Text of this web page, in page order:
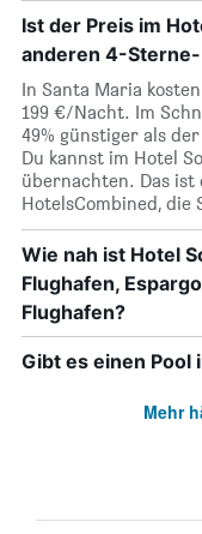
Ist der Preis im
anderen 4-Sterne-
In Santa Maria
199 €/Nacht. Im
49% günstiger als
Du kannst im Hotel
übernachten. Das
HotelsCombined, die
Wie nah ist Hotel
Flughafen,
Flughafen?
Gibt es einen Pool
Mehr